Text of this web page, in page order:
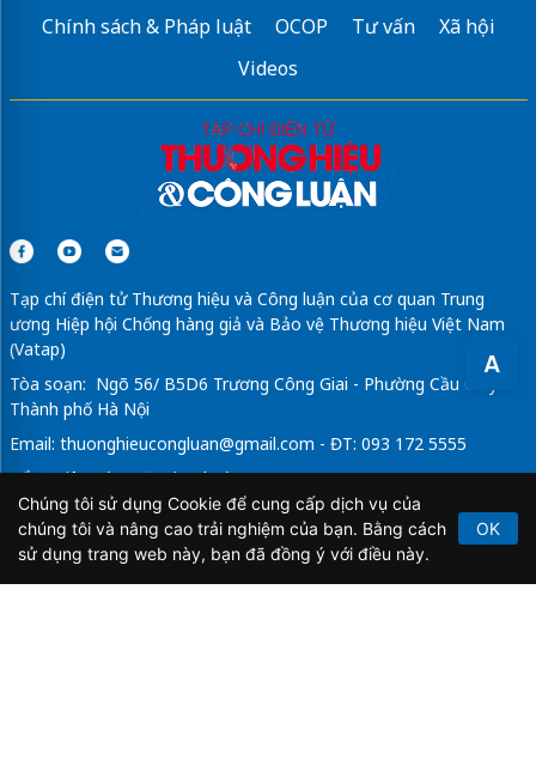
A
Chính sách & Pháp luật
OCOP Tư vấn
Xã hội
Videos
Tạp chí điện tử Thương hiệu và Công luận của cơ quan Trung
ương Hiệp hội Chống hàng giả và Bảo vệ Thương hiệu Việt Nam
(Vatap)
Tòa soạn: Ngõ 56/ B5D6 Trương Công Giai - Phường Cầu Giấy -
Thành phố Hà Nội
Email: thuonghieucongluan@gmail.com - ĐT: 093 172 5555
Tổng Biên Tập: Vũ Đức Thuận
Giấy phép hoạt động báo chí điện tử số 64/GP-BTTTT do Bộ
Thông tin và Truyền thông cấp ngày 21/2/2020.
Chúng tôi sử dụng Cookie để cung cấp dịch vụ của
chúng tôi và nâng cao trải nghiệm của bạn. Bằng cách
sử dụng trang web này, bạn đã đồng ý với điều này.
OK